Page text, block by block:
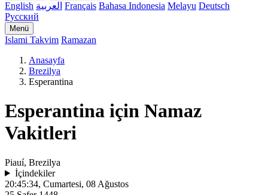
English العربية Français Bahasa Indonesia Melayu Deutsch
Русский
Menü
Islami Takvim Ramazan
Anasayfa
Brezilya
Esperantina
Esperantina için Namaz
Vakitleri
Piauí, Brezilya
İçindekiler
20:45:34, Cumartesi, 08 Ağustos